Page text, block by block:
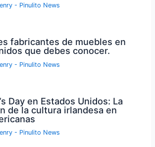
- Pinulito News
fabricantes de muebles en
que debes conocer.
- Pinulito News
Day en Estados Unidos: La
de la cultura irlandesa en
- Pinulito News